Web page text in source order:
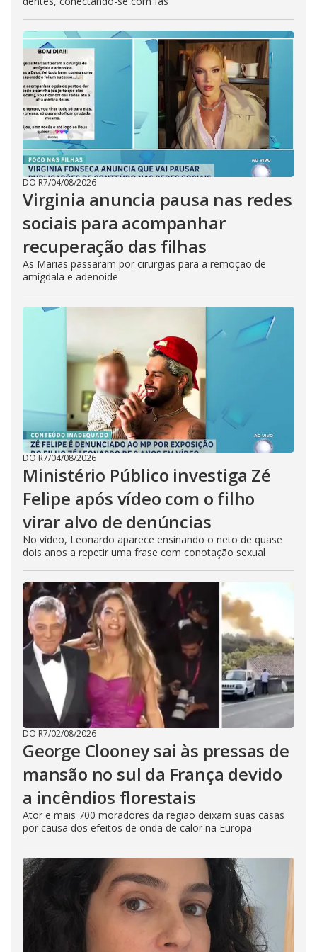
DO R7/04/08/2026
Virginia anuncia pausa nas redes
sociais para acompanhar
recuperação das filhas
As Marias passaram por cirurgias para a remoção de
amígdala e adenoide
DO R7/04/08/2026
Ministério Público investiga Zé
Felipe após vídeo com o filho
virar alvo de denúncias
No vídeo, Leonardo aparece ensinando o neto de quase
dois anos a repetir uma frase com conotação sexual
DO R7/02/08/2026
George Clooney sai às pressas de
mansão no sul da França devido
a incêndios florestais
Ator e mais 700 moradores da região deixam suas casas
por causa dos efeitos de onda de calor na Europa